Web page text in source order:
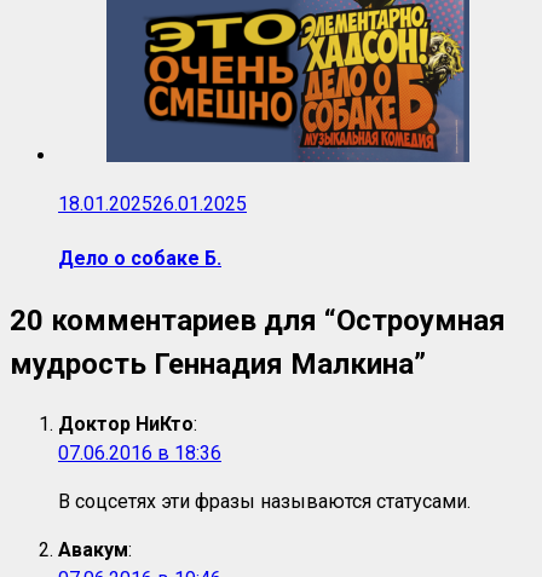
18.01.202526.01.2025
Дело о собаке Б.
20 комментариев для “Остроумная
мудрость Геннадия Малкина”
Доктор НиКто:
07.06.2016 в 18:36
В соцсетях эти фразы называются статусами.
Авакум: